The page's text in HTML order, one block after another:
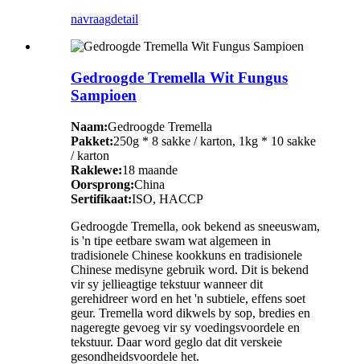
navraagdetail
Gedroogde Tremella Wit Fungus
Sampioen
Naam:Gedroogde Tremella
Pakket:250g * 8 sakke / karton, 1kg * 10 sakke
/ karton
Raklewe:18 maande
Oorsprong:China
Sertifikaat:ISO, HACCP
Gedroogde Tremella, ook bekend as sneeuswam,
is 'n tipe eetbare swam wat algemeen in
tradisionele Chinese kookkuns en tradisionele
Chinese medisyne gebruik word. Dit is bekend
vir sy jellieagtige tekstuur wanneer dit
gerehidreer word en het 'n subtiele, effens soet
geur. Tremella word dikwels by sop, bredies en
nageregte gevoeg vir sy voedingsvoordele en
tekstuur. Daar word geglo dat dit verskeie
gesondheidsvoordele het.